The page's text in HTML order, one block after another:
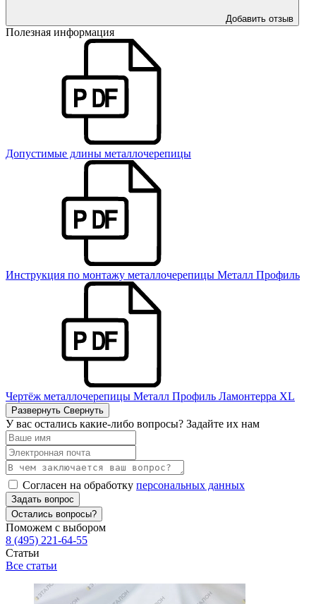
Добавить отзыв
Полезная информация
Допустимые длины металлочерепицы
Инструкция по монтажу металлочерепицы Металл Профиль
Чертёж металлочерепицы Металл Профиль Ламонтерра ХL
Развернуть Свернуть
У вас остались какие-либо вопросы? Задайте их нам
Согласен на обработку персональных данных
Задать вопрос
Остались вопросы?
Поможем с выбором
8 (495) 221-64-55
Статьи
Все статьи